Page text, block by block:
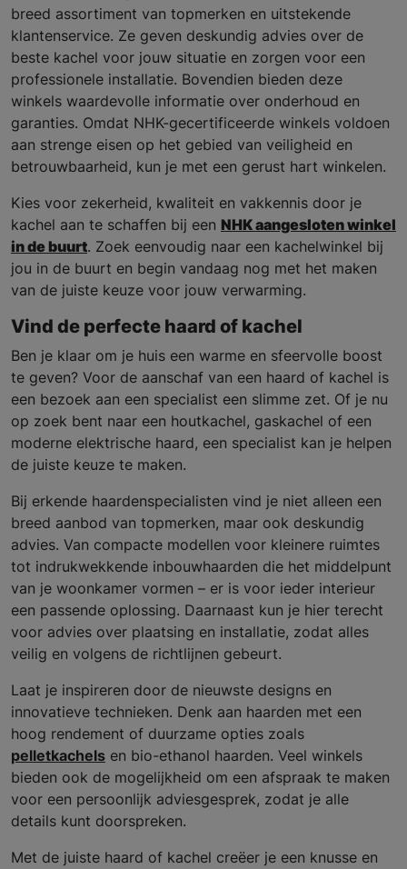
breed assortiment van topmerken en uitstekende
klantenservice. Ze geven deskundig advies over de
beste kachel voor jouw situatie en zorgen voor een
professionele installatie. Bovendien bieden deze
winkels waardevolle informatie over onderhoud en
garanties. Omdat NHK-gecertificeerde winkels voldoen
aan strenge eisen op het gebied van veiligheid en
betrouwbaarheid, kun je met een gerust hart winkelen.
Kies voor zekerheid, kwaliteit en vakkennis door je
kachel aan te schaffen bij een NHK aangesloten winkel
in de buurt. Zoek eenvoudig naar een kachelwinkel bij
jou in de buurt en begin vandaag nog met het maken
van de juiste keuze voor jouw verwarming.
Vind de perfecte haard of kachel
Ben je klaar om je huis een warme en sfeervolle boost
te geven? Voor de aanschaf van een haard of kachel is
een bezoek aan een specialist een slimme zet. Of je nu
op zoek bent naar een houtkachel, gaskachel of een
moderne elektrische haard, een specialist kan je helpen
de juiste keuze te maken.
Bij erkende haardenspecialisten vind je niet alleen een
breed aanbod van topmerken, maar ook deskundig
advies. Van compacte modellen voor kleinere ruimtes
tot indrukwekkende inbouwhaarden die het middelpunt
van je woonkamer vormen – er is voor ieder interieur
een passende oplossing. Daarnaast kun je hier terecht
voor advies over plaatsing en installatie, zodat alles
veilig en volgens de richtlijnen gebeurt.
Laat je inspireren door de nieuwste designs en
innovatieve technieken. Denk aan haarden met een
hoog rendement of duurzame opties zoals
pelletkachels en bio-ethanol haarden. Veel winkels
bieden ook de mogelijkheid om een afspraak te maken
voor een persoonlijk adviesgesprek, zodat je alle
details kunt doorspreken.
Met de juiste haard of kachel creëer je een knusse en